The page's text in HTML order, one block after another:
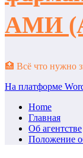
АМИ
🏥 Всё что нужно
На платформе
Home
Главная
Об агентстве
Положение